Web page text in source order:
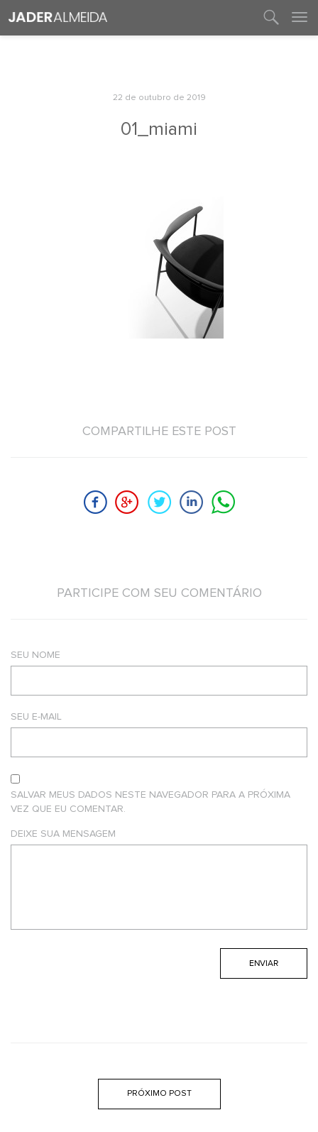
22 de outubro de 2019
01_miami
COMPARTILHE ESTE POST
PARTICIPE COM SEU COMENTÁRIO
SEU NOME
SEU E-MAIL
SALVAR MEUS DADOS NESTE NAVEGADOR PARA A PRÓXIMA
VEZ QUE EU COMENTAR.
DEIXE SUA MENSAGEM
PRÓXIMO POST